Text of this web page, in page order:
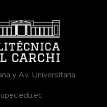
y Av. Universitaria